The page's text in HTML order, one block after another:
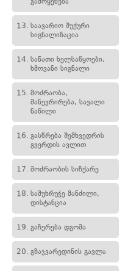
13. საავარიო შუქური
სიგნალიზაცია
14. სანათი ხელსაწყოები,
ხმოვანი სიგნალი
15. მოძრაობა,
მანევრირება, სავალი
ნაწილი
16. გასწრება შემხვედრის
გვერდის ავლით
17. მოძრაობის სიჩქარე
18. სამუხრუჭე მანძილი,
დისტანცია
19. გაჩერება დგომა
20. გზაჯვარედინის გავლა